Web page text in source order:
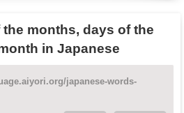
the months, days of the
in Japanese
japanese-words-